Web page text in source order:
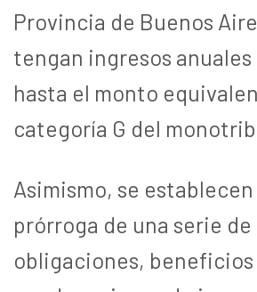
Provincia de Buenos
tengan ingresos
hasta el monto
categoría G del
Asimismo, se establecen
prórroga de una serie de
obligaciones, beneficios